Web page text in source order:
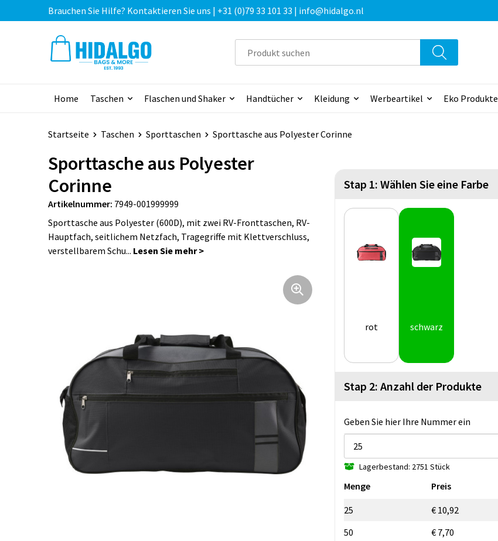
Brauchen Sie Hilfe? Kontaktieren Sie uns | +31 (0)79 33 101 33 | info@hidalgo.nl
Home Taschen Flaschen und Shaker Handtücher Kleidung Werbeartikel Eko Produkte
Startseite Taschen Sporttaschen Sporttasche aus Polyester Corinne
Sporttasche aus Polyester
Corinne
Artikelnummer: 7949-001999999
Sporttasche aus Polyester (600D), mit zwei RV-Fronttaschen, RV-
Hauptfach, seitlichem Netzfach, Tragegriffe mit Klettverschluss,
verstellbarem Schu...
Stap 1: Wählen Sie eine Farbe
rot schwarz
Stap 2: Anzahl der Produkte
Geben Sie hier Ihre Nummer ein
Lagerbestand: 2751 Stück
Menge Preis
25
€ 10,92
50
€ 7,70